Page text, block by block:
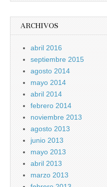
ARCHIVOS
abril 2016
septiembre 2015
agosto 2014
mayo 2014
abril 2014
febrero 2014
noviembre 2013
agosto 2013
junio 2013
mayo 2013
abril 2013
marzo 2013